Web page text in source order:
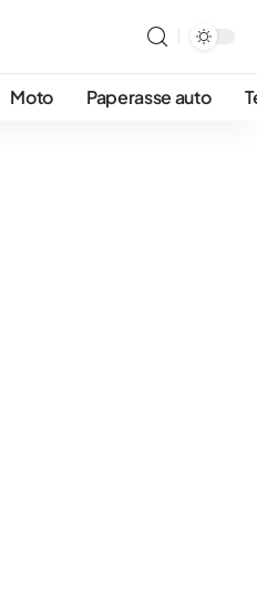
Moto Paperasse auto